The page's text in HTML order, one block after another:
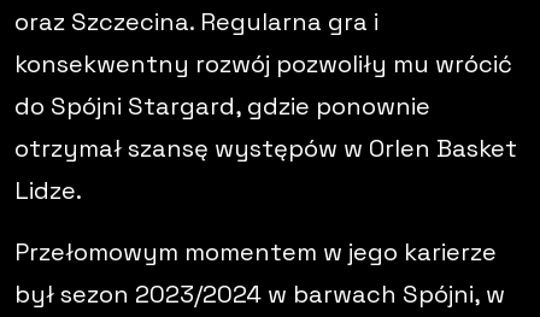
oraz Szczecina. Regularna gra i
konsekwentny rozwój pozwoliły mu wrócić
do Spójni Stargard, gdzie ponownie
otrzymał szansę występów w Orlen Basket
Lidze.
Przełomowym momentem w jego karierze
był sezon 2023/2024 w barwach Spójni, w